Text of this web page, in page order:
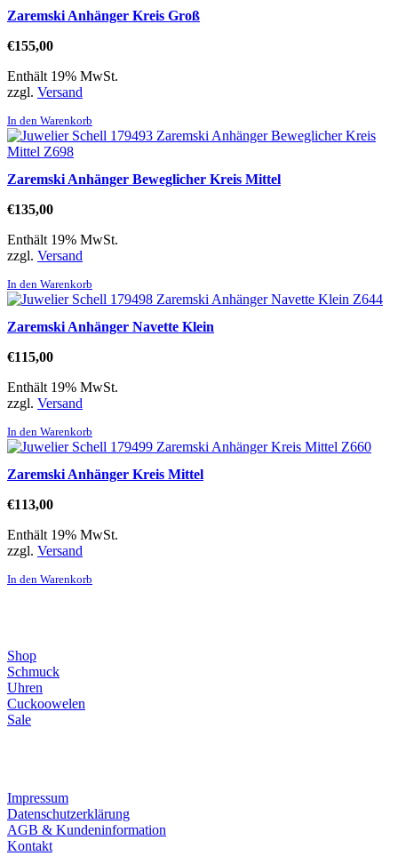
Zaremski Anhänger Kreis Groß
€155,00
Enthält 19% MwSt.
zzgl. Versand
In den Warenkorb
Zaremski Anhänger Beweglicher Kreis Mittel
€135,00
Enthält 19% MwSt.
zzgl. Versand
In den Warenkorb
Zaremski Anhänger Navette Klein
€115,00
Enthält 19% MwSt.
zzgl. Versand
In den Warenkorb
Zaremski Anhänger Kreis Mittel
€113,00
Enthält 19% MwSt.
zzgl. Versand
In den Warenkorb
Shop
Schmuck
Uhren
Cuckoowelen
Sale
Impressum
Datenschutzerklärung
AGB & Kundeninformation
Kontakt